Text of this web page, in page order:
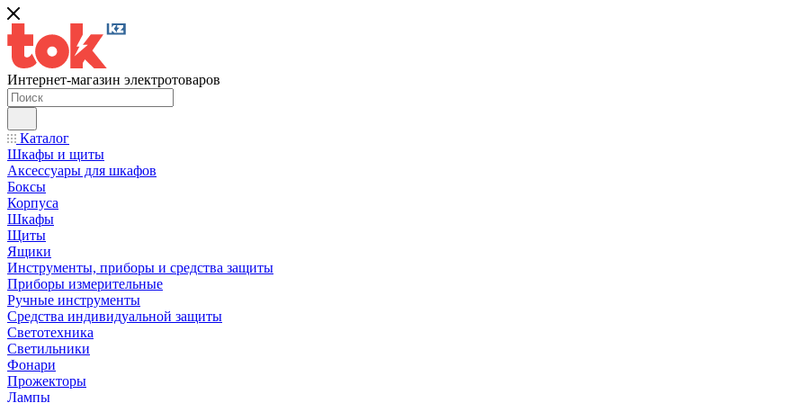
Интернет-магазин электротоваров
Каталог
Шкафы и щиты
Аксессуары для шкафов
Боксы
Корпуса
Шкафы
Щиты
Ящики
Инструменты, приборы и средства защиты
Приборы измерительные
Ручные инструменты
Средства индивидуальной защиты
Светотехника
Светильники
Фонари
Прожекторы
Лампы